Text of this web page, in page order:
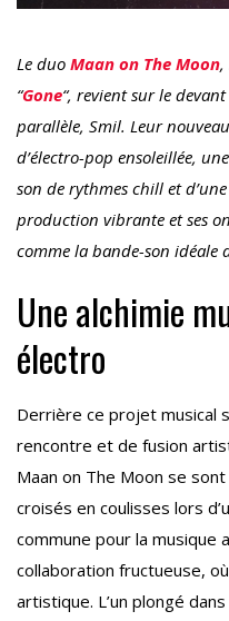
Le duo Maan on The Moon,
“Gone“, revient sur le
parallèle, Smil. Leur
d’électro-pop ensoleillée,
son de rythmes chill et
production vibrante et ses
comme la bande-son idéale
Une alchimie
électro
Derrière ce projet musical
rencontre et de fusion
Maan on The Moon se
croisés en coulisses lors
commune pour la musique
collaboration fructueuse,
artistique. L’un plongé